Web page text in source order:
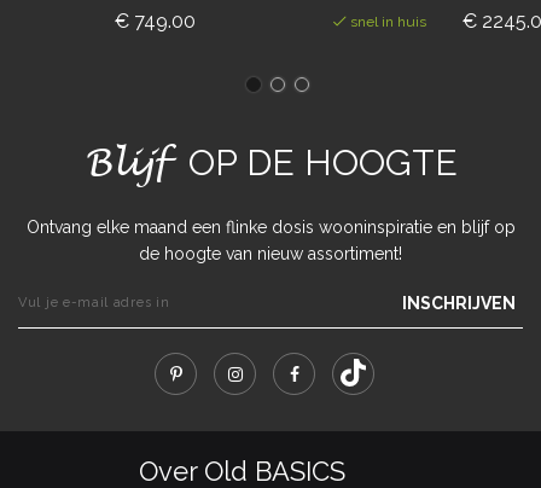
€ 749.00 snel in huis €
Blijf OP DE HOOGTE
Ontvang elke maand een flinke dosis wooninspiratie en blijf op
de hoogte van nieuw assortiment!
INSCHRIJVEN
Over Old BASICS